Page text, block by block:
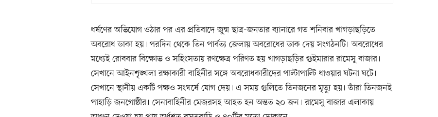
ধর্ষণের অভিযোগ ওঠার পর এর প্রতিবাদে জুম্ম ছাত্র-জনতার ব্যানারে গত শনিবার খাগড়াছড়িতে
অবরোধ ডাকা হয়। পরদিন থেকে তিন পার্বত্য জেলায় অবরোধের ডাক দেয় সংগঠনটি। অবরোধের
মধ্যেই রোববার বিক্ষোভ ও সহিংসতায় রণক্ষেত্র পরিণত হয় খাগড়াছড়ির গুইমারার রামেসু বাজার।
সেখানে আইনশৃঙ্খলা রক্ষাকারী বাহিনীর সঙ্গে অবরোধকারীদের পাল্টাপাল্টি ধাওয়ার ঘটনা ঘটে।
সেখানে স্থানীয় একটি পক্ষও সংঘর্ষে যোগ দেয়। এ সময় গুলিতে তিনজনের মৃত্যু হয়। তাঁরা তিনজনই
পাহাড়ি জনগোষ্ঠীর। সেনাবাহিনীর মেজরসহ আহত হন অন্তত ২০ জন। রামেসু বাজার এলাকায়